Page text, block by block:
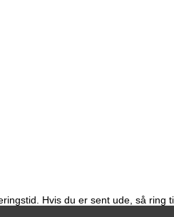
Hvis du er sent ude, så ring